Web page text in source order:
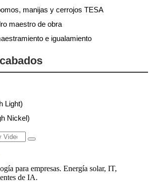
manijas y cerrojos TESA
maestro de obra
e igualamiento
Light)
Nickel)
para empresas. Energía solar, IT,
de IA.